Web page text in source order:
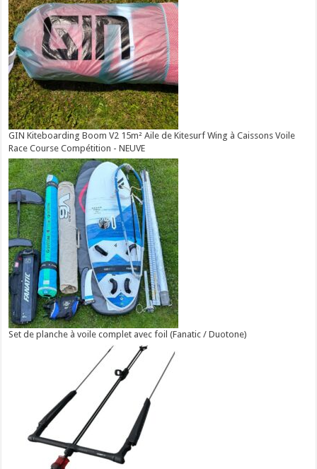
GIN Kiteboarding Boom V2 15m² Aile de Kitesurf Wing à Caissons Voile
Race Course Compétition - NEUVE
Set de planche à voile complet avec foil (Fanatic / Duotone)